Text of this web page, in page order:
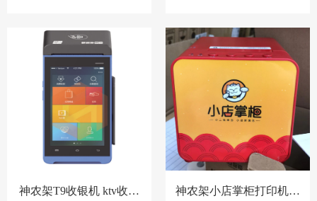
神农架T9收银机 ktv收银
神农架小店掌柜打印机，